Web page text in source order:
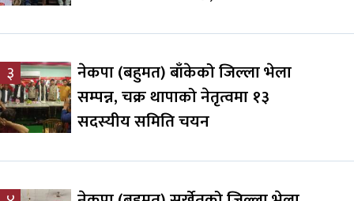
३
नेकपा (बहुमत) बाँकेको जिल्ला भेला
सम्पन्न, चक्र थापाको नेतृत्वमा १३
सदस्यीय समिति चयन